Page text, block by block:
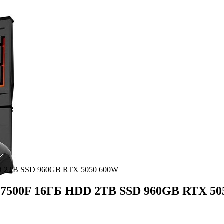
SSD 960GB RTX 5050 600W
16ГБ HDD 2TB SSD 960GB RTX